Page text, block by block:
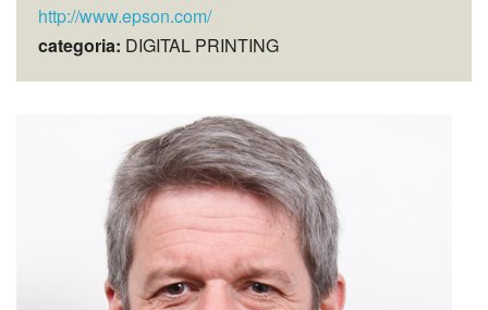
http://www.epson.com/
categoria: DIGITAL PRINTING